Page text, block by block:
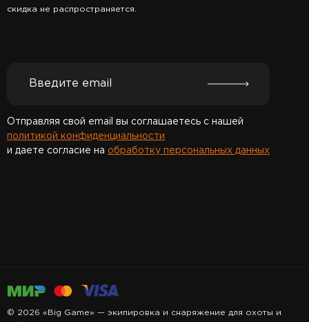
скидка не распространяется.
Отправляя свой email вы соглашаетесь с нашей
политикой конфиденциальности
и даете согласие на обработку персональных данных
© 2026 «Big Game» — экипировка и снаряжение для охоты и